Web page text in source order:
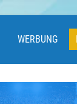
WERBUNG